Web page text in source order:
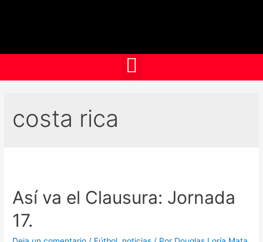
costa rica
Así va el Clausura: Jornada
17.